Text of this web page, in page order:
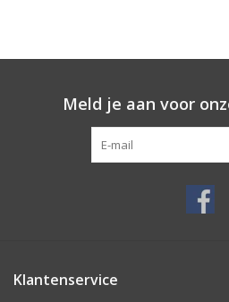
Meld je aan voor
Klantenservice